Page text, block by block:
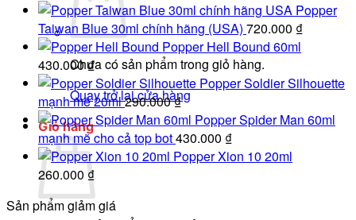
Chưa có sản phẩm trong giỏ hàng.
Quay trở lại cửa hàng
Giỏ hàng
Popper
Taiwan Blue 30ml chính hãng (USA) 720.000 ₫
Popper Hell Bound 60ml
430.000₫
Popper Soldier Silhouette
mạnh mẽ 20ml290.000₫
Popper Spider Man 60ml
mạnh mẽ cho cả top bot430.000 ₫
Popper Xion 10 20ml
260.000 ₫
Sản phẩm giảm giá